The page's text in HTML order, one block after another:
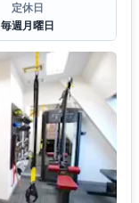
定休日
毎週月曜日